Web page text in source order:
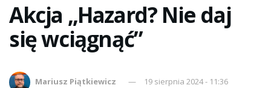
Akcja „Hazard? Nie daj
się wciągnąć”
Mariusz Piątkiewicz
19 sierpnia 2024 - 11:36